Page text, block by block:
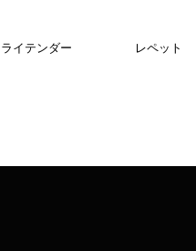
ライテンダー レペット